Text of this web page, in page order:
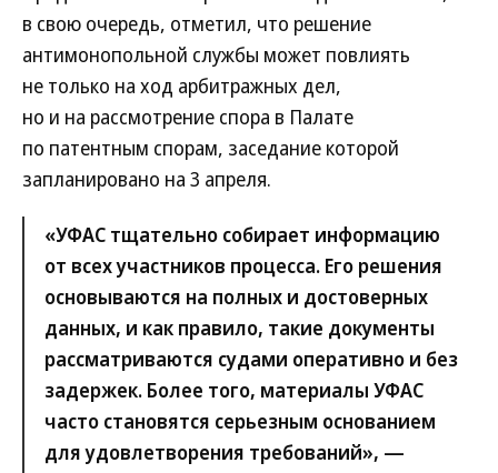
в свою очередь, отметил, что решение
антимонопольной службы может повлиять
не только на ход арбитражных дел,
но и на рассмотрение спора в Палате
по патентным спорам, заседание которой
запланировано на 3 апреля.
«УФАС тщательно собирает информацию
от всех участников процесса. Его решения
основываются на полных и достоверных
данных, и как правило, такие документы
рассматриваются судами оперативно и без
задержек. Более того, материалы УФАС
часто становятся серьезным основанием
для удовлетворения требований», —